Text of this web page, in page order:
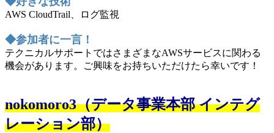
AWS CloudTrail、ログ監視
◆参加者に一言！
テクニカルサポートではさまざまなAWSサービスに関わる
機会があります。ご興味をお持ちいただけたら幸いです！
nokomoro3（データ事業本部 インテグ
レーション部）